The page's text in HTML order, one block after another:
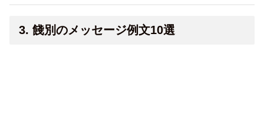
3. 餞別のメッセージ例文10選